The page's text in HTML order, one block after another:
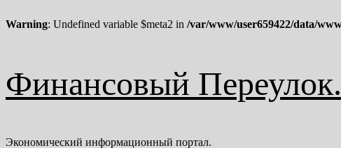
Warning: Undefined variable $meta2 in /var/www/user659422/data/
к
содержимому
Финансовый Переулок.
Экономический информационный портал.